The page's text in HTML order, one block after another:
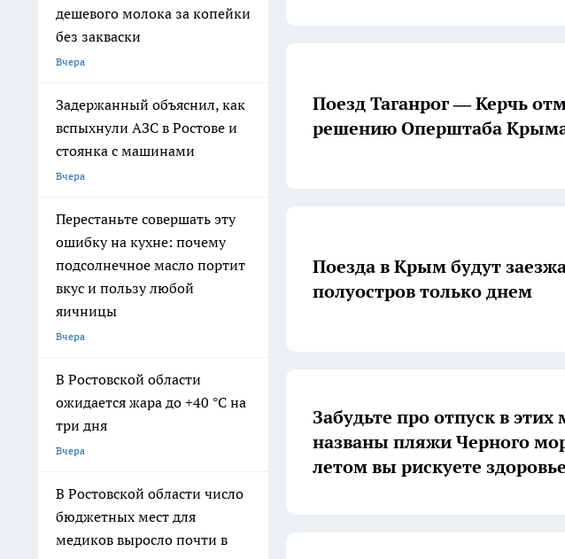
дешевого молока за копейки
без закваски
Вчера
Задержанный объяснил, как
вспыхнули АЗС в Ростове и
стоянка с машинами
Вчера
Перестаньте совершать эту
ошибку на кухне: почему
подсолнечное масло портит
вкус и пользу любой
яичницы
Вчера
В Ростовской области
ожидается жара до +40 °С на
три дня
Вчера
В Ростовской области число
бюджетных мест для
медиков выросло почти в
Поезд Таганрог — Керчь
решению Оперштаба
Поезда в Крым будут
полуостров только днем
Забудьте про отпуск в этих
названы пляжи Черного
летом вы рискуете